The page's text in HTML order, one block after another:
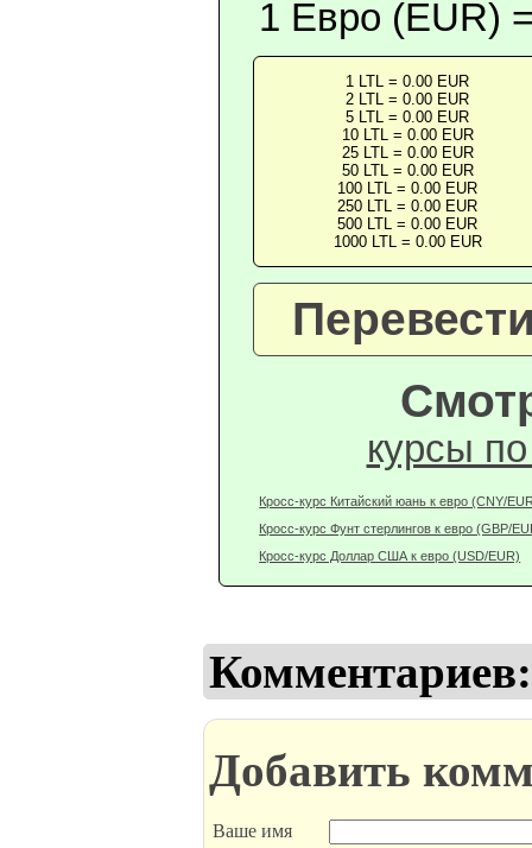
1 Евро (EUR)
1 LTL = 0.00 EUR
2 LTL = 0.00 EUR
5 LTL = 0.00 EUR
10 LTL = 0.00 EUR
25 LTL = 0.00 EUR
50 LTL = 0.00 EUR
100 LTL = 0.00 EUR
250 LTL = 0.00 EUR
500 LTL = 0.00 EUR
1000 LTL = 0.00 EUR
курсы
Кросс-курс Китайский юань к евро (CNY/
Кросс-курс Фунт стерлингов к евро (GBP/
Кросс-курс Доллар США к евро (USD/EUR)
Добавить
Ваше имя